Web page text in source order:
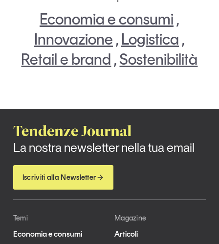
Economia e consumi ,
Innovazione , Logistica ,
Retail e brand ,Sostenibilità
Tendenze Journal
La nostra newsletter nella tua email
Iscriviti alla Newsletter
Temi
Economia e consumi
Magazine
Articoli